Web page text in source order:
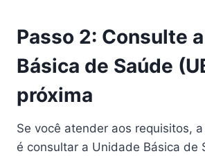
Passo 2: Consulte
Básica de Saúde
próxima
Se você atender aos requisitos,
é consultar a Unidade Básica de